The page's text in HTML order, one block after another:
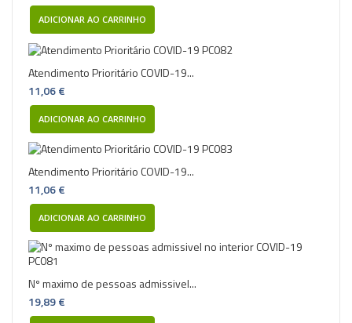
ADICIONAR AO CARRINHO
Atendimento Prioritário COVID-19...
11,06 €
ADICIONAR AO CARRINHO
Atendimento Prioritário COVID-19...
11,06 €
ADICIONAR AO CARRINHO
Nº maximo de pessoas admissivel...
19,89 €